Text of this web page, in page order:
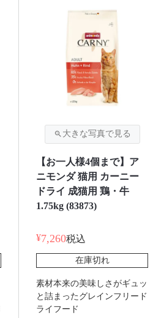
【お一人様4個まで】ア
ニモンダ 猫用 カーニー
ドライ 成猫用 鶏・牛
1.75kg (83873)
¥7,260税込
在庫切れ
素材本来の美味しさがギュッ
と詰まったグレインフリード
ライフード